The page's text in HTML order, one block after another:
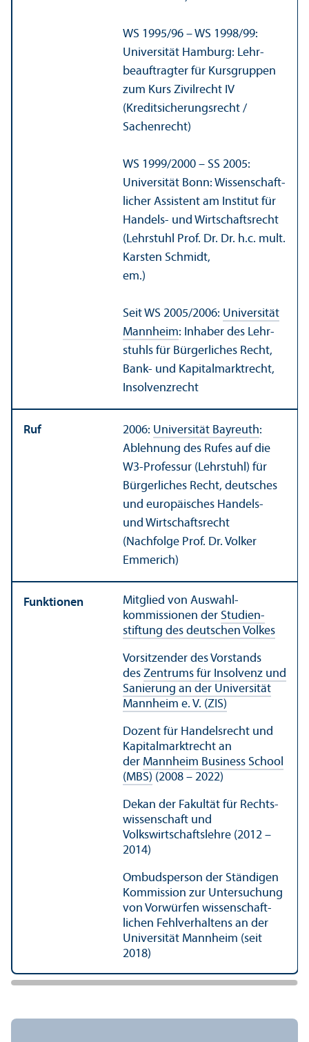
WS 1995/96 – WS 1998/99:
Universität Hamburg: Lehr­
beauftragter für Kurs­gruppen
zum Kurs Zivilrecht IV
(Kreditsicherungs­recht /
Sachenrecht)
WS 1999/2000 – SS 2005:
Universität Bonn: Wissenschaft­
licher Assistent am Institut für
Handels- und Wirtschafts­recht
(Lehr­stuhl Prof. Dr. Dr. h.c. mult.
Karsten Schmidt,
em.)
Seit WS 2005/2006: Universität
Mannheim: Inhaber des Lehr­
stuhls für Bürgerliches Recht,
Bank- und Kapital­markt­recht,
Insolvenzrecht
Ruf 2006: Universität Bayreuth:
Ablehnung des Rufes auf die
W3-Professur (Lehr­stuhl) für
Bürgerliches Recht, deutsches
und europäisches Handels-
und Wirtschafts­recht
(Nachfolge Prof. Dr. Volker
Emmerich)
Funktionen
Mitglied von Auswahl­
kommissionen der Studien­
stiftung des deutschen Volkes
Vorsitzender des Vorstands
des Zentrums für Insolvenz und
Sanierung an der Universität
Mannheim e. V. (ZIS)
Dozent für Handels­recht und
Kapital­markt­recht an
der Mannheim Business School
(MBS) (2008 – 2022)
Dekan der Fakultät für Rechts­
wissenschaft und
Volkswirtschafts­lehre (2012 –
2014)
Ombudsperson der Ständigen
Kommission zur Unter­suchung
von Vorwürfen wissenschaft­
lichen Fehl­verhaltens an der
Universität Mannheim (seit
2018)